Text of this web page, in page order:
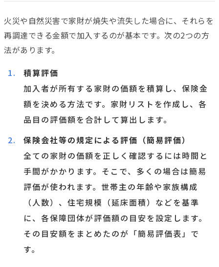
火災や自然災害で家財が焼失や流失した場合に、それらを
再調達できる金額で加入するのが基本です。次の2つの方
法があります。
積算評価
加入者が所有する家財の価額を積算し、保険金
額を決める方法です。家財リストを作成し、各
品目の評価額を合計して算出します。
保険会社等の規定による評価（簡易評価）
全ての家財の価額を正しく確認するには時間と
手間がかかります。そこで、多くの場合は簡易
評価が使われます。世帯主の年齢や家族構成
（人数）、住宅規模（延床面積）などを基準
に、各保障団体が評価額の目安を設定します。
その目安額をまとめたのが「簡易評価表」で
す。